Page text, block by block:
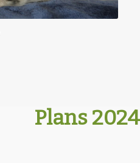
Plans 2024